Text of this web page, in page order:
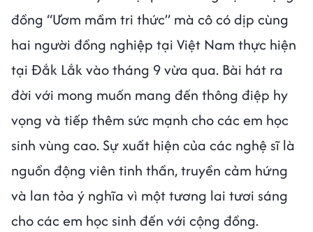
đồng “Ươm mầm tri thức” mà cô có dịp cùng
hai người đồng nghiệp tại Việt Nam thực hiện
tại Đắk Lắk vào tháng 9 vừa qua. Bài hát ra
đời với mong muốn mang đến thông điệp hy
vọng và tiếp thêm sức mạnh cho các em học
sinh vùng cao. Sự xuất hiện của các nghệ sĩ là
nguồn động viên tinh thần, truyền cảm hứng
và lan tỏa ý nghĩa vì một tương lai tươi sáng
cho các em học sinh đến với cộng đồng.